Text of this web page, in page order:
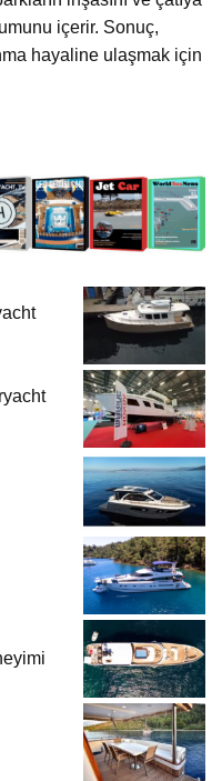
içerir. Sonuç,
hayaline ulaşmak için